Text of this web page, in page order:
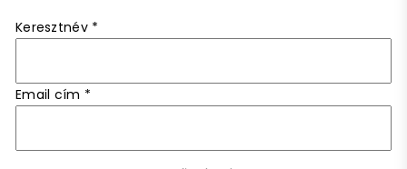
Keresztnév *
Email cím *